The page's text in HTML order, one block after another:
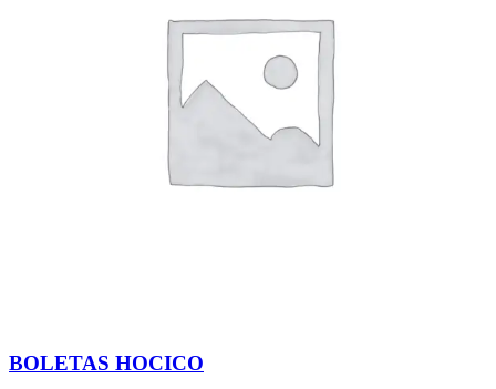
BOLETAS HOCICO